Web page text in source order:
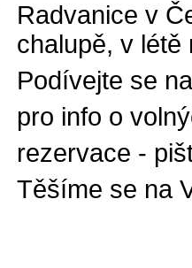
Radvanice v
chalupě, v
Podívejte se
pro info o
rezervace -
Těšíme se na